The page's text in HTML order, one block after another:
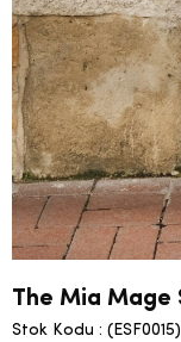
The Mia Mage
Stok Kodu
(ESF0015)